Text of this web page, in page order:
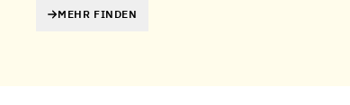
MEHR FINDEN